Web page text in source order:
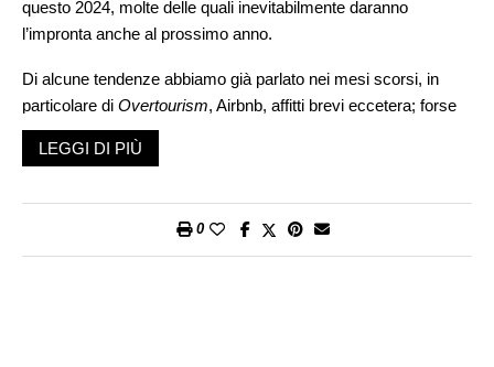
questo 2024, molte delle quali inevitabilmente daranno
l’impronta anche al prossimo anno.
Di alcune tendenze abbiamo già parlato nei mesi scorsi, in
particolare di Overtourism, Airbnb, affitti brevi eccetera; forse
anche troppo dal momento che, specie d’estate, il tema ha
davvero monopolizzato l’attenzione mediatica. Ma abbiamo
(le vacanze in Nord Europa per fuggire le
LEGGI DI PIÙ
0